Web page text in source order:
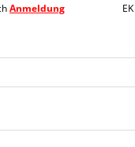
EK Preise nach